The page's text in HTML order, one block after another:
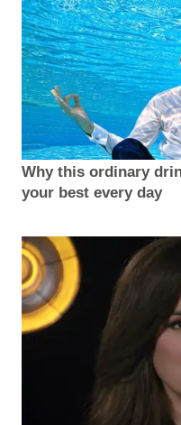
Why this ordinary
your best every day